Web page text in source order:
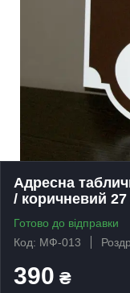
Адресна
/ коричневий
Готово до відправки
Код: МФ-013
390 ₴